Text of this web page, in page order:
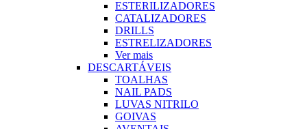
ESTERILIZADORES
CATALIZADORES
DRILLS
ESTRELIZADORES
Ver mais
DESCARTÁVEIS
TOALHAS
NAIL PADS
LUVAS NITRILO
GOIVAS